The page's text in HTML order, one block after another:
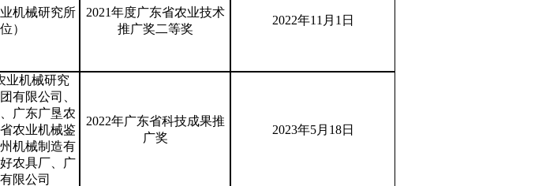
机械研究所
）
2021年度广东省农业技术
推广奖二等奖
2022年11月1日
业机械研究
有限公司、
广东广垦农
农业机械鉴
机械制造有
农具厂、广
限公司
2022年广东省科技成果推
广奖
2023年5月18日